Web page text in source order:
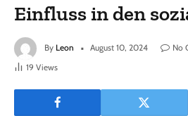
Einfluss in den
By Leon August 10, 2024 No
19 Views